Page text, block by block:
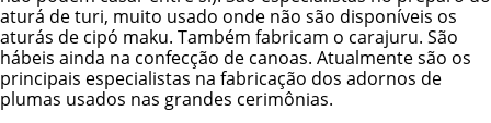
aturá de turi, muito usado onde não são disponíveis os
aturás de cipó maku. Também fabricam o carajuru. São
hábeis ainda na confecção de canoas. Atualmente são os
principais especialistas na fabricação dos adornos de
plumas usados nas grandes cerimônias.